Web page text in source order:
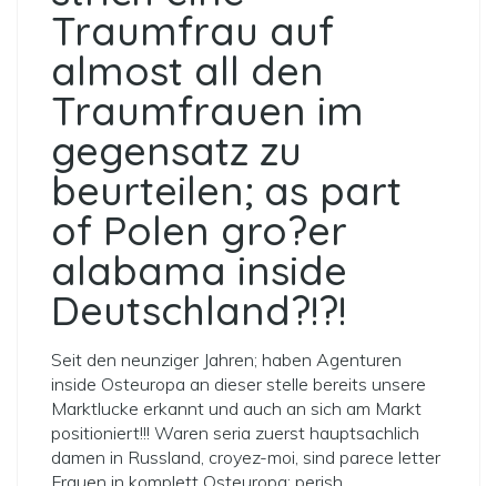
Traumfrau auf
almost all den
Traumfrauen im
gegensatz zu
beurteilen; as part
of Polen gro?er
alabama inside
Deutschland?!?!
Seit den neunziger Jahren; haben Agenturen
inside Osteuropa an dieser stelle bereits unsere
Marktlucke erkannt und auch an sich am Markt
positioniert!!! Waren seria zuerst hauptsachlich
damen in Russland, croyez-moi, sind parece letter
Frauen in komplett Osteuropa: perish